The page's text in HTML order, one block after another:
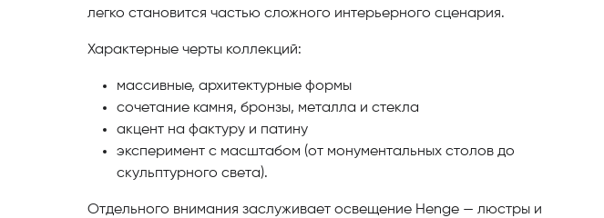
легко становится частью сложного интерьерного сценария.
Характерные черты коллекций:
массивные, архитектурные формы
сочетание камня, бронзы, металла и стекла
акцент на фактуру и патину
эксперимент с масштабом (от монументальных столов до
скульптурного света).
Отдельного внимания заслуживает освещение Henge — люстры и